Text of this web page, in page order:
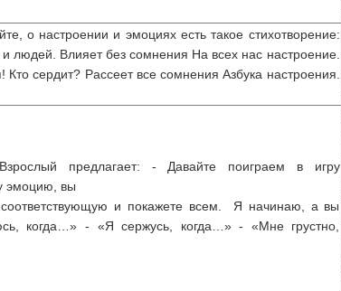
о настроении и эмоциях есть такое стихотворение:
людей. Влияет без сомнения На всех нас настроение.
Кто сердит? Рассеет все сомнения Азбука настроения.
предлагает: - Давайте поиграем в игру
эмоцию, вы
соответствующую и покажете всем. Я начинаю, а вы
когда…» - «Я сержусь, когда…» - «Мне грустно,